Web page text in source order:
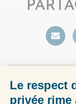
(099)
(101) EN